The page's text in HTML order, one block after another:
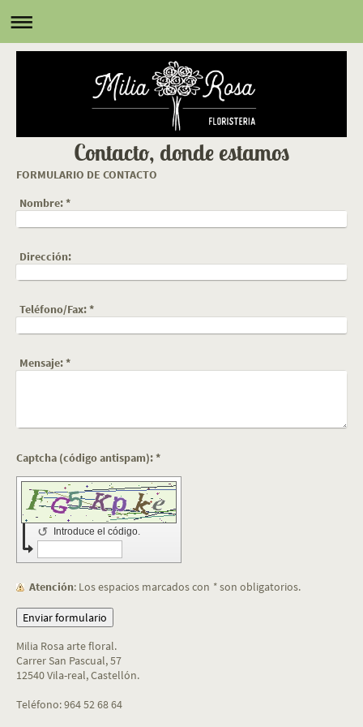
Contacto, donde estamos
FORMULARIO DE CONTACTO
Nombre:*
Dirección:
Teléfono/Fax:*
Mensaje:*
Captcha (código antispam): *
Introduce el código.
↺
Atención : Los espacios marcados con *son obligatorios.
Milia Rosa arte floral.
Carrer San Pascual, 57
12540 Vila-real, Castellón.
Teléfono: 964 52 68 64